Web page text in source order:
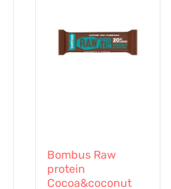
Bombus Raw
protein
Cocoa&coconut